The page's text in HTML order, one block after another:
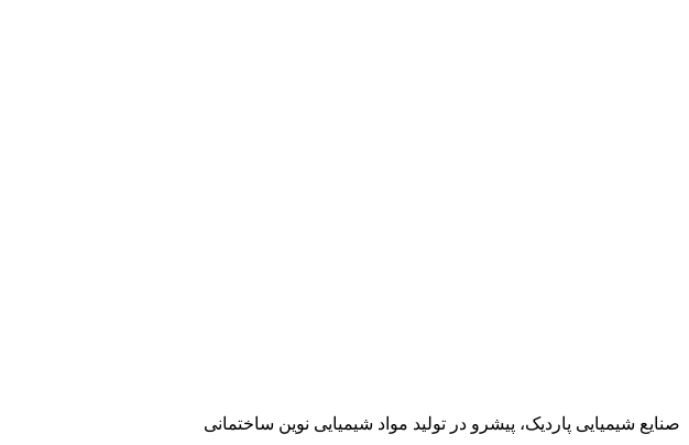
صنایع شیمیایی پاردیک، پیشرو در تولید مواد شیمیایی نوین ساختمانی